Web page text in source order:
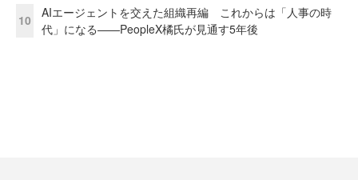
10
AIエージェントを交えた組織再編 これからは「人事の時
代」になる——PeopleX橘氏が見通す5年後